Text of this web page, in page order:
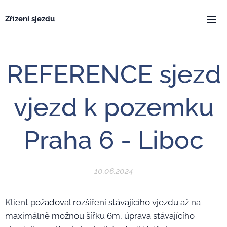
Zřízení sjezdu
REFERENCE sjezd
vjezd k pozemku
Praha 6 - Liboc
10.06.2024
Klient požadoval rozšíření stávajícího vjezdu až na
maximálně možnou šířku 6m, úprava stávajícího